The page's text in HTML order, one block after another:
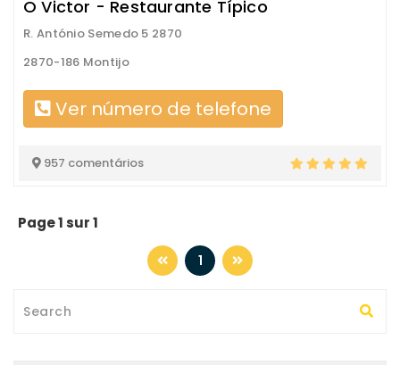
O Victor - Restaurante Típico
R. António Semedo 5 2870
2870-186 Montijo
Ver número de telefone
957 comentários
Page 1 sur 1
1